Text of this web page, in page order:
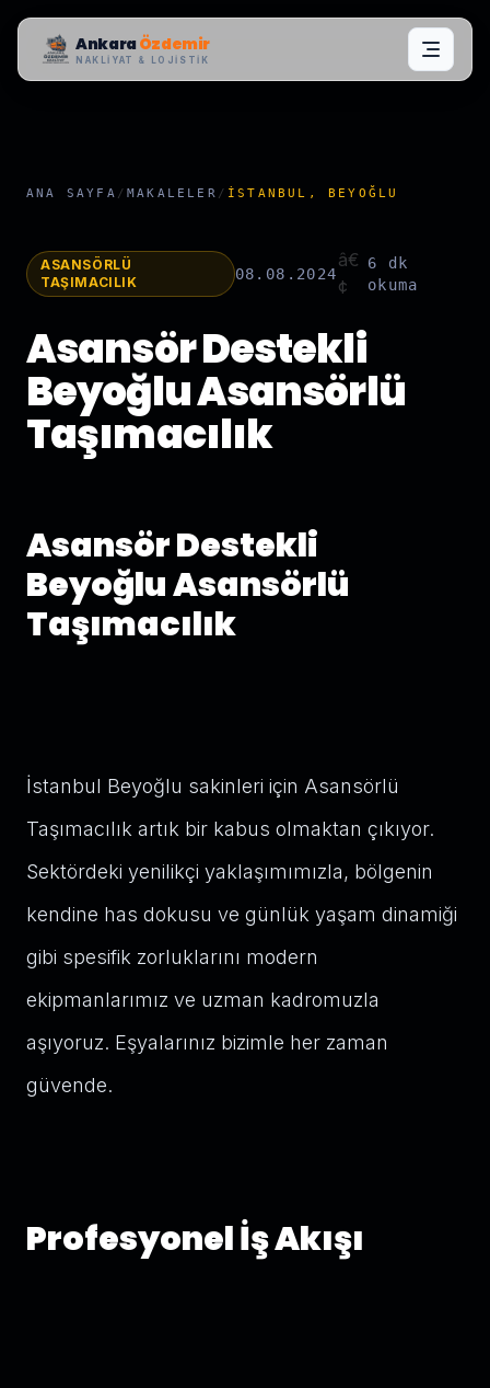
AnkaraÖzdemir
NAKLIYAT & LOJISTIK
ANA SAYFA /MAKALELER / İSTANBUL, BEYOĞLU
ASANSÖRLÜ
TAŞIMACILIK
08.08.2024
â€
¢
6 dk
okuma
Asansör Destekli
Beyoğlu Asansörlü
Taşımacılık
Asansör Destekli
Beyoğlu Asansörlü
Taşımacılık
İstanbul Beyoğlu sakinleri için Asansörlü
Taşımacılık artık bir kabus olmaktan çıkıyor.
Sektördeki yenilikçi yaklaşımımızla, bölgenin
kendine has dokusu ve günlük yaşam dinamiği
gibi spesifik zorluklarını modern
ekipmanlarımız ve uzman kadromuzla
aşıyoruz. Eşyalarınız bizimle her zaman
güvende.
Profesyonel İş Akışı